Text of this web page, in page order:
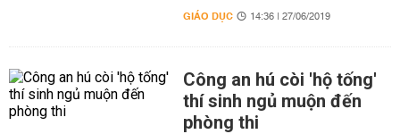
GIÁO DỤC 14:36 | 27/06/2019
Công an hú còi 'hộ tống'
thí sinh ngủ muộn đến
phòng thi